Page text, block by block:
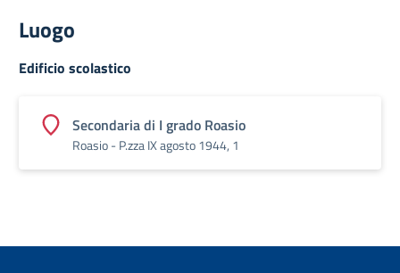
Luogo
Edificio scolastico
Secondaria di I grado Roasio
Roasio - P.zza IX agosto 1944, 1